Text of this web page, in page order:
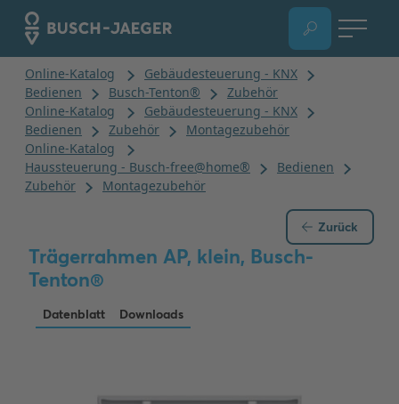
Zurück
Trägerrahmen AP, klein, Busch-
Tenton®
Datenblatt Downloads